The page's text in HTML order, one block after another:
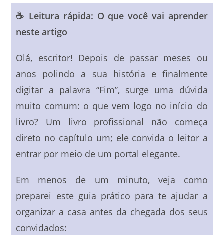
☕ Leitura rápida: O que você vai aprender
neste artigo
Olá, escritor! Depois de passar meses ou
anos polindo a sua história e finalmente
digitar a palavra “Fim”, surge uma dúvida
muito comum: o que vem logo no início do
livro? Um livro profissional não começa
direto no capítulo um; ele convida o leitor a
entrar por meio de um portal elegante.
Em menos de um minuto, veja como
preparei este guia prático para te ajudar a
organizar a casa antes da chegada dos seus
convidados: